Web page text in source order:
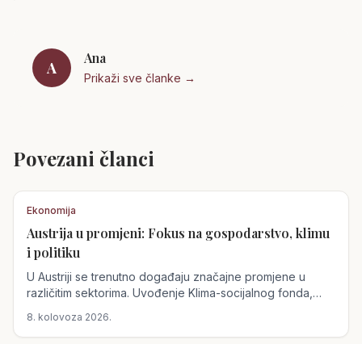
A
Ana
Prikaži sve članke →
Povezani članci
Ekonomija
Austrija u promjeni: Fokus na gospodarstvo, klimu
i politiku
U Austriji se trenutno događaju značajne promjene u
različitim sektorima. Uvođenje Klima-socijalnog fonda,
budućnost zemlje.
8. kolovoza 2026.